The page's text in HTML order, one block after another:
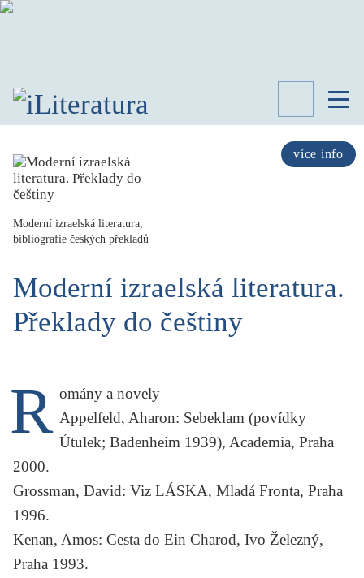
více info
SPISOVATELÉ
KNIHY
LITERATURY
KATEGORIE
STUDIE
PORTRÉT
UKÁZKA
SLOUPEK
ILIGLOSA
Moderní izraelská literatura,
bibliografie českých překladů
Moderní izraelská literatura.
Překlady do češtiny
R omány a novely
Appelfeld, Aharon: Sebeklam (povídky
Útulek; Badenheim 1939), Academia, Praha
2000.
Grossman, David: Viz LÁSKA, Mladá Fronta, Praha
1996.
Kenan, Amos: Cesta do Ein Charod, Ivo Železný,
Praha 1993.